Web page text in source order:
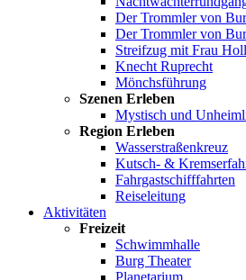
Der Trommler von
Der Trommler von
Streifzug mit Frau
Knecht Ruprecht
Mönchsführung
Szenen Erleben
Mystisch und
Region Erleben
Wasserstraßenkreuz
Kutsch- &
Fahrgastschifffahrten
Reiseleitung
Aktivitäten
Freizeit
Schwimmhalle
Burg Theater
Planetarium